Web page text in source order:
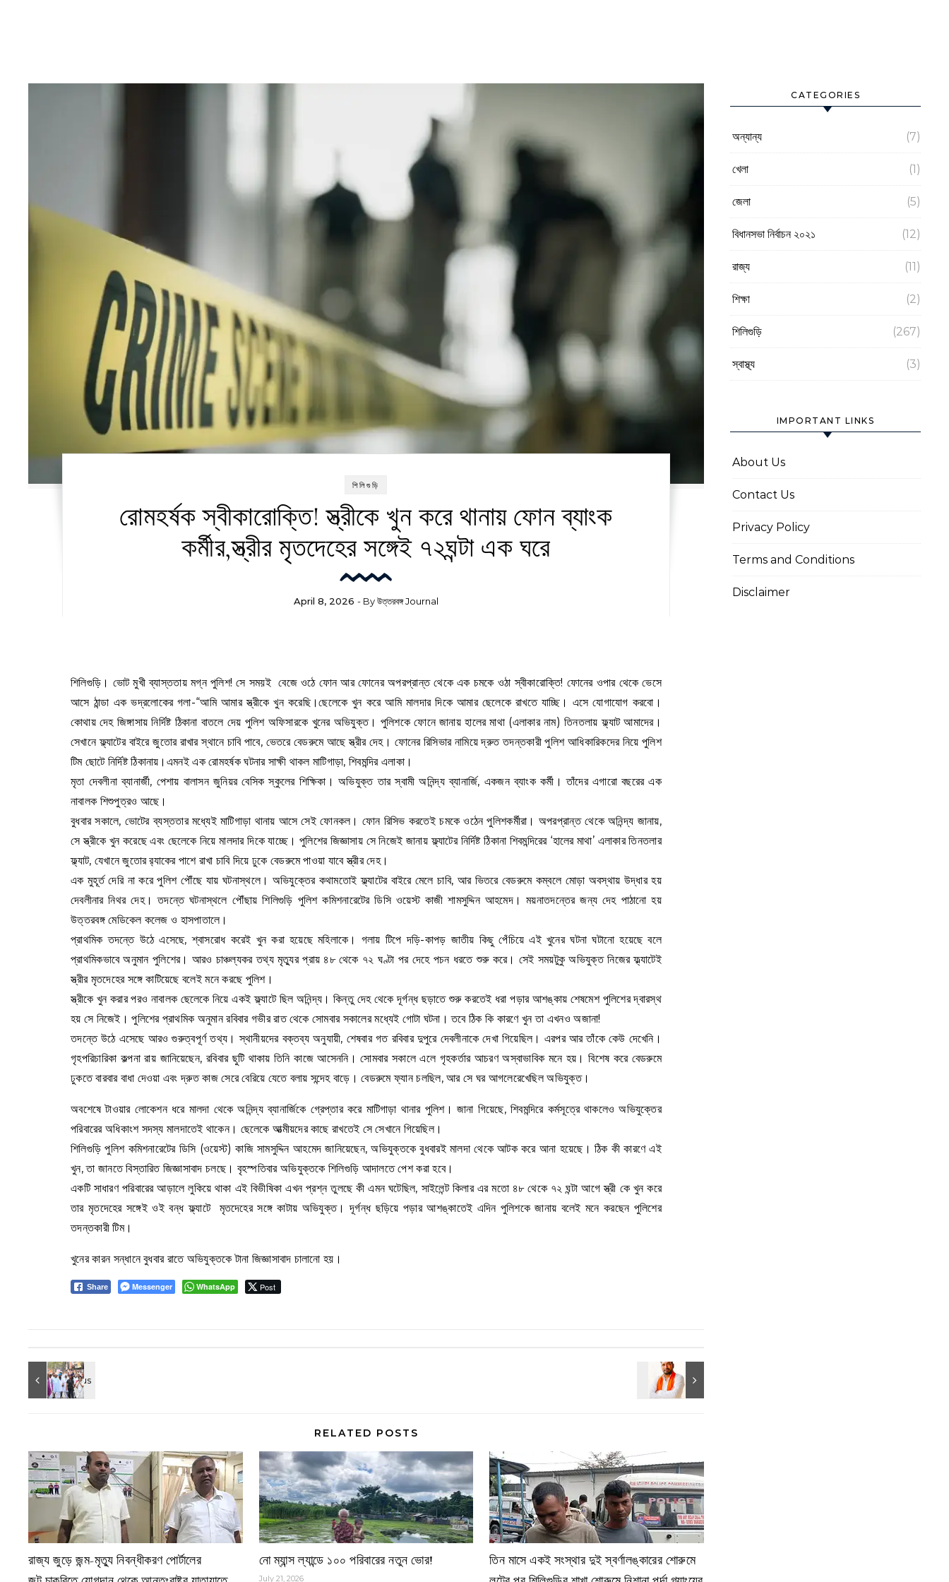
শিলিগুড়ি
রোমহর্ষক স্বীকারোক্তি! স্ত্রীকে খুন করে থানায় ফোন ব্যাংক
কর্মীর,স্ত্রীর মৃতদেহের সঙ্গেই ৭২ঘন্টা এক ঘরে
April 8, 2026 - Byউত্তরবঙ্গ Journal
শিলিগুড়ি। ভোট মুখী ব্যাস্ততায় মগ্ন পুলিশ! সে সময়ই বেজে ওঠে ফোন আর ফোনের অপরপ্রান্ত থেকে এক চমকে ওঠা স্বীকারোক্তি! ফোনের ওপার থেকে ভেসে
আসে ঠান্ডা এক ভদ্রলোকের গলা-“আমি আমার স্ত্রীকে খুন করেছি।ছেলেকে খুন করে আমি মালদার দিকে আমার ছেলেকে রাখতে যাচ্ছি। এসে যোগাযোগ করবো।
কোথায় দেহ জিঙ্গাসায় নির্দিষ্ট ঠিকানা বাতলে দেয় পুলিশ অফিসারকে খুনের অভিযুক্ত। পুলিশকে ফোনে জানায় হালের মাথা (এলাকার নাম) তিনতলায় ফ্ল্যাট আমাদের।
সেখানে ফ্ল্যাটের বাইরে জুতোর রাখার স্থানে চাবি পাবে, ভেতরে বেডরুমে আছে স্ত্রীর দেহ। ফোনের রিসিভার নামিয়ে দ্রুত তদন্তকারী পুলিশ আধিকারিকদের নিয়ে পুলিশ
টিম ছোটে নির্দিষ্ট ঠিকানায়।এমনই এক রোমহর্ষক ঘটনার সাক্ষী থাকল মাটিগাড়া, শিবমন্দির এলাকা।
মৃতা দেবলীনা ব্যানার্জী, পেশায় বালাসন জুনিয়র বেসিক স্কুলের শিক্ষিকা। অভিযুক্ত তার স্বামী অনিন্দ্য ব্যানার্জি, একজন ব্যাংক কর্মী। তাঁদের এগারো বছরের এক
নাবালক শিশুপুত্রও আছে।
বুধবার সকালে, ভোটের ব্যস্ততার মধ্যেই মাটিগাড়া থানায় আসে সেই ফোনকল। ফোন রিসিভ করতেই চমকে ওঠেন পুলিশকর্মীরা। অপরপ্রান্ত থেকে অনিন্দ্য জানায়,
সে স্ত্রীকে খুন করেছে এবং ছেলেকে নিয়ে মালদার দিকে যাচ্ছে। পুলিশের জিজ্ঞাসায় সে নিজেই জানায় ফ্ল্যাটের নির্দিষ্ট ঠিকানা শিবমন্দিরের ‘হালের মাথা’ এলাকার তিনতলার
ফ্ল্যাট, যেখানে জুতোর র‍্যাকের পাশে রাখা চাবি দিয়ে ঢুকে বেডরুমে পাওয়া যাবে স্ত্রীর দেহ।
এক মুহূর্ত দেরি না করে পুলিশ পৌঁছে যায় ঘটনাস্থলে। অভিযুক্তের কথামতোই ফ্ল্যাটের বাইরে মেলে চাবি, আর ভিতরে বেডরুমে কম্বলে মোড়া অবস্থায় উদ্ধার হয়
দেবলীনার নিথর দেহ। তদন্তে ঘটনাস্থলে পৌঁছায় শিলিগুড়ি পুলিশ কমিশনারেটের ডিসি ওয়েস্ট কাজী শামসুদ্দিন আহমেদ। ময়নাতদন্তের জন্য দেহ পাঠানো হয়
উত্তরবঙ্গ মেডিকেল কলেজ ও হাসপাতালে।
প্রাথমিক তদন্তে উঠে এসেছে, শ্বাসরোধ করেই খুন করা হয়েছে মহিলাকে। গলায় টিপে দড়ি-কাপড় জাতীয় কিছু পেঁচিয়ে এই খুনের ঘটনা ঘটানো হয়েছে বলে
প্রাথমিকভাবে অনুমান পুলিশের। আরও চাঞ্চল্যকর তথ্য মৃত্যুর প্রায় ৪৮ থেকে ৭২ ঘণ্টা পর দেহে পচন ধরতে শুরু করে। সেই সময়টুকু অভিযুক্ত নিজের ফ্ল্যাটেই
স্ত্রীর মৃতদেহের সঙ্গে কাটিয়েছে বলেই মনে করছে পুলিশ।
স্ত্রীকে খুন করার পরও নাবালক ছেলেকে নিয়ে একই ফ্ল্যাটে ছিল অনিন্দ্য। কিন্তু দেহ থেকে দূর্গন্ধ ছড়াতে শুরু করতেই ধরা পড়ার আশঙ্কায় শেষমেশ পুলিশের দ্বারস্থ
হয় সে নিজেই। পুলিশের প্রাথমিক অনুমান রবিবার গভীর রাত থেকে সোমবার সকালের মধ্যেই গোটা ঘটনা। তবে ঠিক কি কারণে খুন তা এখনও অজানা!
তদন্তে উঠে এসেছে আরও গুরুত্বপূর্ণ তথ্য। স্থানীয়দের বক্তব্য অনুযায়ী, শেষবার গত রবিবার দুপুরে দেবলীনাকে দেখা গিয়েছিল। এরপর আর তাঁকে কেউ দেখেনি।
গৃহপরিচারিকা কল্পনা রায় জানিয়েছেন, রবিবার ছুটি থাকায় তিনি কাজে আসেননি। সোমবার সকালে এলে গৃহকর্তার আচরণ অস্বাভাবিক মনে হয়। বিশেষ করে বেডরুমে
ঢুকতে বারবার বাধা দেওয়া এবং দ্রুত কাজ সেরে বেরিয়ে যেতে বলায় সন্দেহ বাড়ে। বেডরুমে ফ্যান চলছিল, আর সে ঘর আগলেরেখেছিল অভিযুক্ত।
অবশেষে টাওয়ার লোকেশন ধরে মালদা থেকে অনিন্দ্য ব্যানার্জিকে গ্রেপ্তার করে মাটিগাড়া থানার পুলিশ। জানা গিয়েছে, শিবমন্দিরে কর্মসূত্রে থাকলেও অভিযুক্তের
পরিবারের অধিকাংশ সদস্য মালদাতেই থাকেন। ছেলেকে আত্মীয়দের কাছে রাখতেই সে সেখানে গিয়েছিল।
শিলিগুড়ি পুলিশ কমিশনারেটের ডিসি (ওয়েস্ট) কাজি সামসুদ্দিন আহমেদ জানিয়েছেন, অভিযুক্তকে বুধবারই মালদা থেকে আটক করে আনা হয়েছে। ঠিক কী কারণে এই
খুন, তা জানতে বিস্তারিত জিজ্ঞাসাবাদ চলছে। বৃহস্পতিবার অভিযুক্তকে শিলিগুড়ি আদালতে পেশ করা হবে।
একটি সাধারণ পরিবারের আড়ালে লুকিয়ে থাকা এই বিভীষিকা এখন প্রশ্ন তুলছে কী এমন ঘটেছিল, সাইলেন্ট কিলার এর মতো ৪৮ থেকে ৭২ ঘন্টা আগে স্ত্রী কে খুন করে
তার মৃতদেহের সঙ্গেই ওই বন্ধ ফ্ল্যাটে মৃতদেহের সঙ্গে কাটায় অভিযুক্ত। দূর্গন্ধ ছড়িয়ে পড়ার আশঙ্কাতেই এদিন পুলিশকে জানায় বলেই মনে করছেন পুলিশের
তদন্তকারী টিম।
খুনের কারন সন্ধানে বুধবার রাতে অভিযুক্তকে টানা জিজ্ঞাসাবাদ চালানো হয়।
Share Messenger WhatsApp Post
RELATED POSTS
রাজ্য জুড়ে জন্ম-মৃত্যু নিবন্ধীকরণ পোর্টালের
নো ম্যান্স ল্যান্ডে ১০০ পরিবারের নতুন ভোর!
July 21, 2026
তিন মাসে একই সংস্থার দুই স্বর্ণালঙ্কারের শোরুমে
CATEGORIES
অন্যান্য (7)
খেলা (1)
জেলা (5)
বিধানসভা নির্বাচন ২০২১ (12)
রাজ্য (11)
শিক্ষা (2)
শিলিগুড়ি (267)
স্বাস্থ্য (3)
IMPORTANT LINKS
About Us
Contact Us
Privacy Policy
Terms and Conditions
Disclaimer